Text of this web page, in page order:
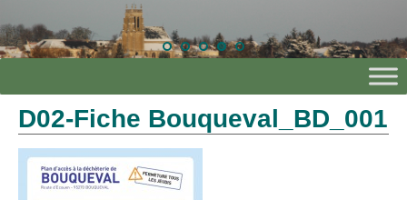
D02-Fiche Bouqueval_BD_001